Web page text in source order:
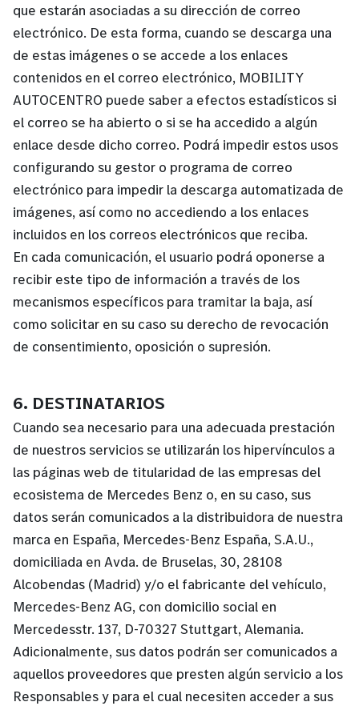
que estarán asociadas a su dirección de correo
electrónico. De esta forma, cuando se descarga una
de estas imágenes o se accede a los enlaces
contenidos en el correo electrónico, MOBILITY
AUTOCENTRO puede saber a efectos estadísticos si
el correo se ha abierto o si se ha accedido a algún
enlace desde dicho correo. Podrá impedir estos usos
configurando su gestor o programa de correo
electrónico para impedir la descarga automatizada de
imágenes, así como no accediendo a los enlaces
incluidos en los correos electrónicos que reciba.
En cada comunicación, el usuario podrá oponerse a
recibir este tipo de información a través de los
mecanismos específicos para tramitar la baja, así
como solicitar en su caso su derecho de revocación
de consentimiento, oposición o supresión.
6. DESTINATARIOS
Cuando sea necesario para una adecuada prestación
de nuestros servicios se utilizarán los hipervínculos a
las páginas web de titularidad de las empresas del
ecosistema de Mercedes Benz o, en su caso, sus
datos serán comunicados a la distribuidora de nuestra
marca en España, Mercedes-Benz España, S.A.U.,
domiciliada en Avda. de Bruselas, 30, 28108
Alcobendas (Madrid) y/o el fabricante del vehículo,
Mercedes-Benz AG, con domicilio social en
Mercedesstr. 137, D-70327 Stuttgart, Alemania.
Adicionalmente, sus datos podrán ser comunicados a
aquellos proveedores que presten algún servicio a los
Responsables y para el cual necesiten acceder a sus